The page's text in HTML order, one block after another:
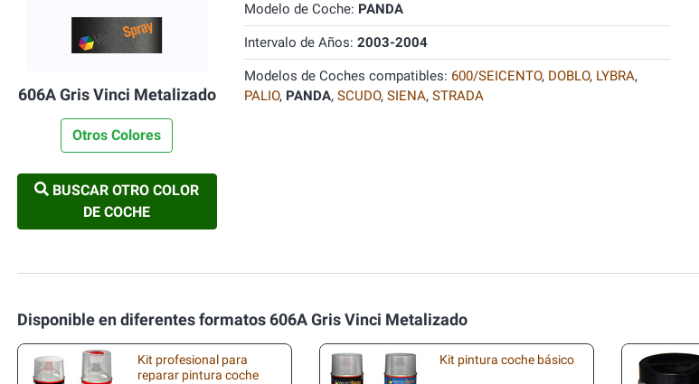
606A Gris Vinci Metalizado
Otros Colores
BUSCAR OTRO COLOR
DE COCHE
Modelo de Coche: PANDA
Intervalo de Años: 2003-2004
Modelos de Coches compatibles: 600/SEICENTO, DOBLO, LYBRA,
PALIO, PANDA, SCUDO, SIENA, STRADA
Disponible en diferentes formatos 606A Gris Vinci Metalizado
Kit profesional para
reparar pintura coche
Kit pintura coche básico